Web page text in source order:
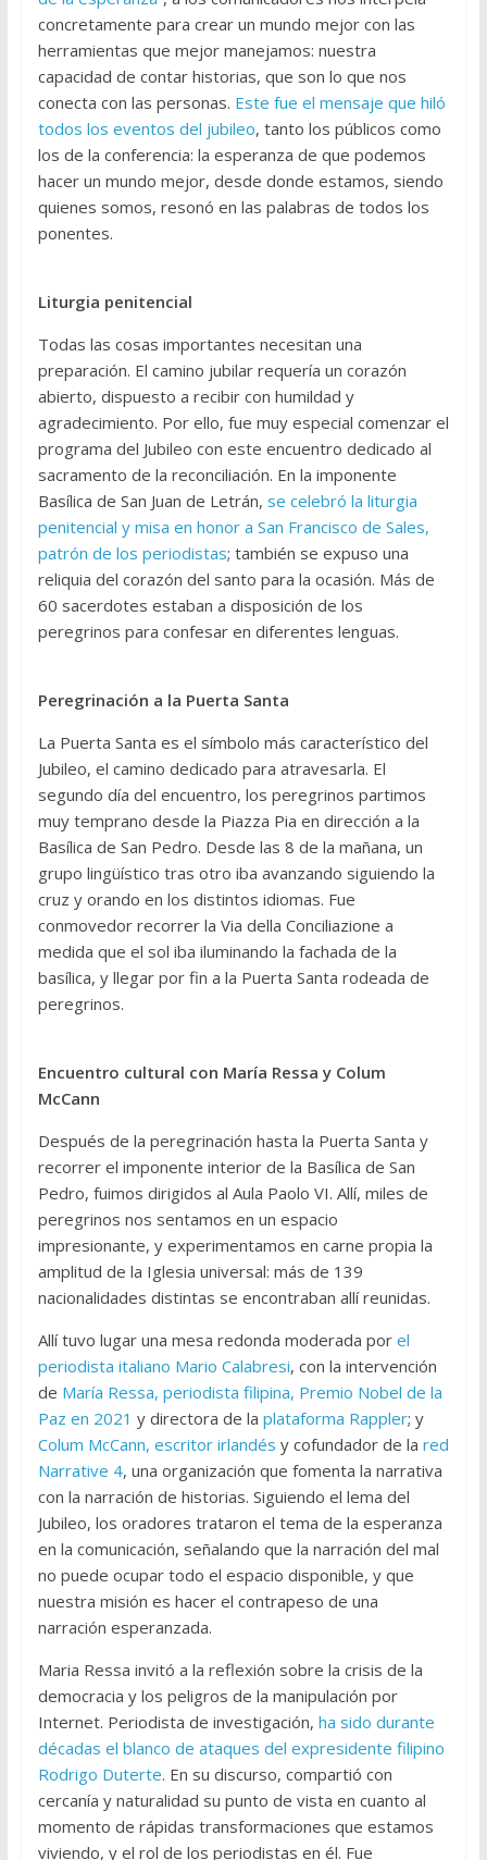
concretamente para crear un mundo mejor con las
herramientas que mejor manejamos: nuestra
capacidad de contar historias, que son lo que nos
conecta con las personas. Este fue el mensaje que hiló
todos los eventos del jubileo, tanto los públicos como
los de la conferencia: la esperanza de que podemos
hacer un mundo mejor, desde donde estamos, siendo
quienes somos, resonó en las palabras de todos los
ponentes.
Liturgia penitencial
Todas las cosas importantes necesitan una
preparación. El camino jubilar requería un corazón
abierto, dispuesto a recibir con humildad y
agradecimiento. Por ello, fue muy especial comenzar el
programa del Jubileo con este encuentro dedicado al
sacramento de la reconciliación. En la imponente
Basílica de San Juan de Letrán, se celebró la liturgia
penitencial y misa en honor a San Francisco de Sales,
patrón de los periodistas; también se expuso una
reliquia del corazón del santo para la ocasión. Más de
60 sacerdotes estaban a disposición de los
peregrinos para confesar en diferentes lenguas.
Peregrinación a la Puerta Santa
La Puerta Santa es el símbolo más característico del
Jubileo, el camino dedicado para atravesarla. El
segundo día del encuentro, los peregrinos partimos
muy temprano desde la Piazza Pia en dirección a la
Basílica de San Pedro. Desde las 8 de la mañana, un
grupo lingüístico tras otro iba avanzando siguiendo la
cruz y orando en los distintos idiomas. Fue
conmovedor recorrer la Via della Conciliazione a
medida que el sol iba iluminando la fachada de la
basílica, y llegar por fin a la Puerta Santa rodeada de
peregrinos.
Encuentro cultural con María Ressa y Colum
McCann
Después de la peregrinación hasta la Puerta Santa y
recorrer el imponente interior de la Basílica de San
Pedro, fuimos dirigidos al Aula Paolo VI. Allí, miles de
peregrinos nos sentamos en un espacio
impresionante, y experimentamos en carne propia la
amplitud de la Iglesia universal: más de 139
nacionalidades distintas se encontraban allí reunidas.
Allí tuvo lugar una mesa redonda moderada por el
periodista italiano Mario Calabresi, con la intervención
de María Ressa, periodista filipina, Premio Nobel de la
Paz en 2021 y directora de la plataforma Rappler; y
Colum McCann, escritor irlandés y cofundador de la red
Narrative 4, una organización que fomenta la narrativa
con la narración de historias. Siguiendo el lema del
Jubileo, los oradores trataron el tema de la esperanza
en la comunicación, señalando que la narración del mal
no puede ocupar todo el espacio disponible, y que
nuestra misión es hacer el contrapeso de una
narración esperanzada.
Maria Ressa invitó a la reflexión sobre la crisis de la
democracia y los peligros de la manipulación por
Internet. Periodista de investigación, ha sido durante
décadas el blanco de ataques del expresidente filipino
Rodrigo Duterte. En su discurso, compartió con
cercanía y naturalidad su punto de vista en cuanto al
momento de rápidas transformaciones que estamos
viviendo, y el rol de los periodistas en él. Fue